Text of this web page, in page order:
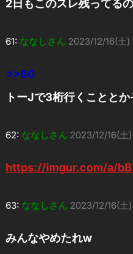
2日もこのスレ残ってる
61: ななしさん 2023/12/16(土)
>>60
トーJで3桁行くことと
62: ななしさん 2023/12/16(土
https://imgur.com/a/
63: ななしさん 2023/12/16(
みんなやめたれw